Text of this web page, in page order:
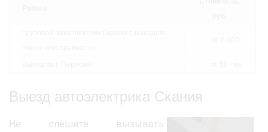
Выезд автоэлектрика Скания
Не спешите вызывать